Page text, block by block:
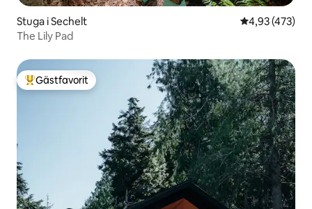
Stuga i Sechelt 4,93 av 5 i
4,93 (473)
The Lily Pad
Populär gästfavorit
Gästfavorit